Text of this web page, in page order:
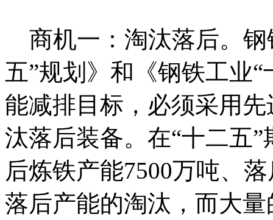
商机一：淘汰落后。钢
五”规划》和《钢铁工业
能减排目标，必须采用
汰落后装备。在“十二五
后炼铁产能7500万吨、
落后产能的淘汰，而大